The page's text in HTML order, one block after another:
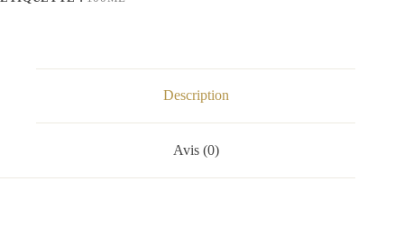
Description
Avis (0)